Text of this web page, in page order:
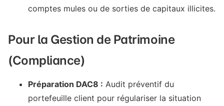
comptes mules ou de sorties de capitaux illicites.
Pour la Gestion de Patrimoine
(Compliance)
Préparation DAC8 : Audit préventif du
portefeuille client pour régulariser la situation